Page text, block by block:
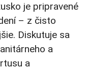
je pripravené
– z čisto
Diskutuje sa
a
a